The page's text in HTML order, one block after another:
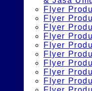
Flyer
Flyer
Flyer
Flyer
Flyer
Flyer
Flyer
Flyer
Flyer